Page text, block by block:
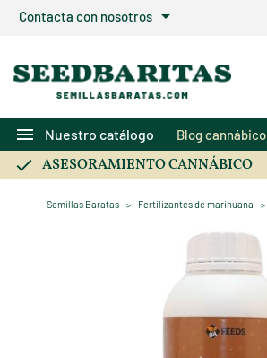
Contacta con nosotros arrow_drop_down
menu Nuestro catálogo Blog cannábico
ASESORAMIENTO CANNÁBICO
Semillas Baratas Fertilizantes de marihuana